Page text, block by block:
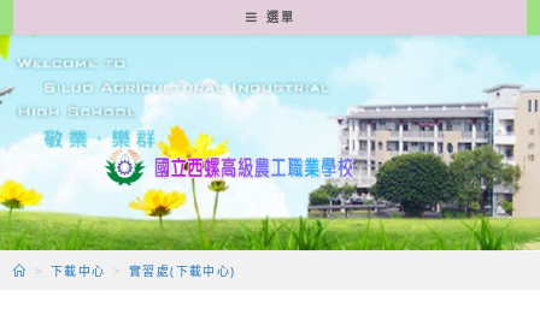
轉
至
要
容
選單
> 下載中心 > 實習處(下載中心)